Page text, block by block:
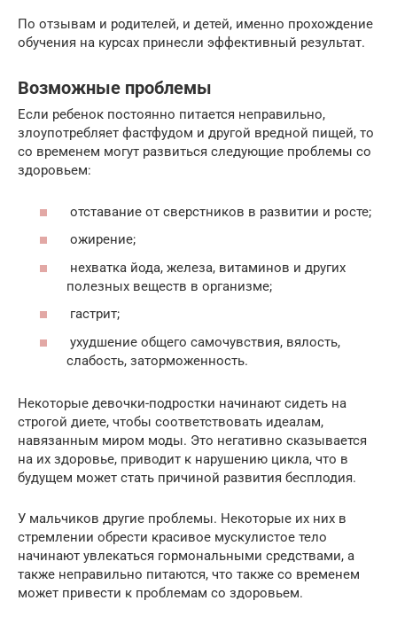
По отзывам и родителей, и детей, именно прохождение
обучения на курсах принесли эффективный результат.
Возможные проблемы
Если ребенок постоянно питается неправильно,
злоупотребляет фастфудом и другой вредной пищей, то
со временем могут развиться следующие проблемы со
здоровьем:
отставание от сверстников в развитии и росте;
ожирение;
нехватка йода, железа, витаминов и других
полезных веществ в организме;
гастрит;
ухудшение общего самочувствия, вялость,
слабость, заторможенность.
Некоторые девочки-подростки начинают сидеть на
строгой диете, чтобы соответствовать идеалам,
навязанным миром моды. Это негативно сказывается
на их здоровье, приводит к нарушению цикла, что в
будущем может стать причиной развития бесплодия.
У мальчиков другие проблемы. Некоторые их них в
стремлении обрести красивое мускулистое тело
начинают увлекаться гормональными средствами, а
также неправильно питаются, что также со временем
может привести к проблемам со здоровьем.